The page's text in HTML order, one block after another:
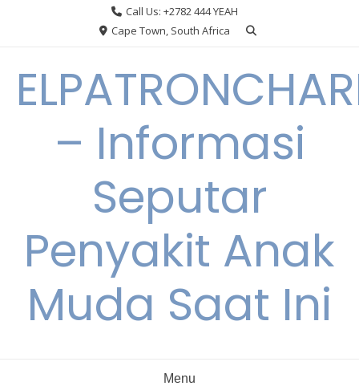
Call Us: +2782 444 YEAH
Cape Town, South Africa
– Informasi
Seputar
Penyakit Anak
Muda Saat Ini
Menu